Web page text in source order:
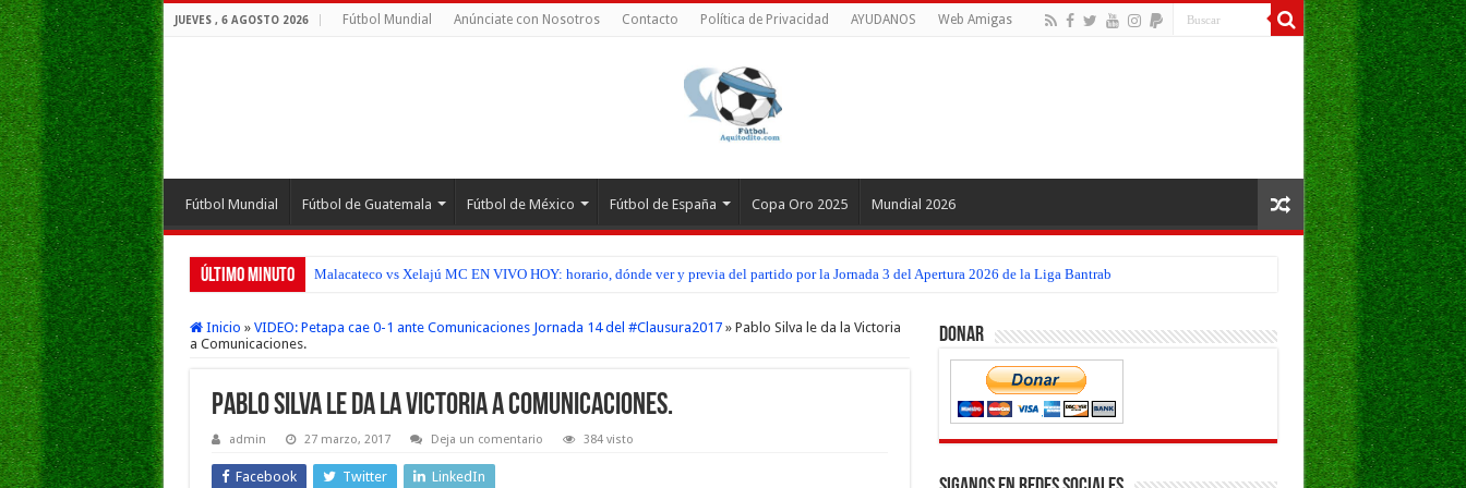
JUEVES , 6 AGOSTO 2026 Fútbol Mundial Anúnciate con Nosotros Contacto Política de Privacidad AYUDANOS Web Amigas
Fútbol Mundial Fútbol de Guatemala Fútbol de México Fútbol de España Copa Oro 2025 Mundial 2026
Último Minuto Malacateco vs Xelajú MC EN VIVO HOY: horario, dónde ver y previa del partido por la Jornada 3 del Apertura 2026 de la Liga Bantrab
Inicio » VIDEO: Petapa cae 0-1 ante Comunicaciones Jornada 14 del #Clausura2017 » Pablo Silva le da la Victoria
a Comunicaciones.
Pablo Silva le da la Victoria a Comunicaciones.
admin 27 marzo, 2017 Deja un comentario 384 visto
Facebook Twitter LinkedIn
Donar